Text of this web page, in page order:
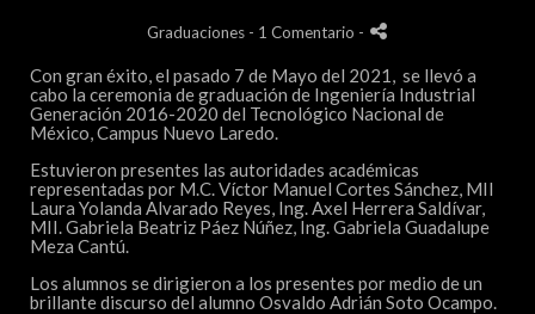
Graduaciones - 1 Comentario -
Con gran éxito, el pasado 7 de Mayo del 2021, se llevó a
cabo la ceremonia de graduación de Ingeniería Industrial
Generación 2016-2020 del Tecnológico Nacional de
México, Campus Nuevo Laredo.
Estuvieron presentes las autoridades académicas
representadas por M.C. Víctor Manuel Cortes Sánchez, MII
Laura Yolanda Alvarado Reyes, Ing. Axel Herrera Saldívar,
MII. Gabriela Beatriz Páez Núñez, Ing. Gabriela Guadalupe
Meza Cantú.
Los alumnos se dirigieron a los presentes por medio de un
brillante discurso del alumno Osvaldo Adrián Soto Ocampo.